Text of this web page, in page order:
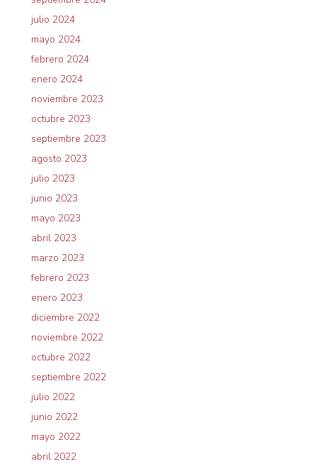
julio 2024
mayo 2024
febrero 2024
enero 2024
noviembre 2023
octubre 2023
septiembre 2023
agosto 2023
julio 2023
junio 2023
mayo 2023
abril 2023
marzo 2023
febrero 2023
enero 2023
diciembre 2022
noviembre 2022
octubre 2022
septiembre 2022
julio 2022
junio 2022
mayo 2022
abril 2022